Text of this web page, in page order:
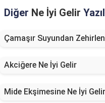
Diğer Ne İyi Gelir
Çamaşır Suyundan
Akciğere Ne İyi Gelir
Mide Ekşimesine Ne İyi